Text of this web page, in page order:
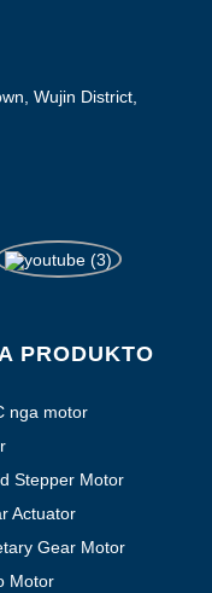
Wujin District,
PRODUKTO
nga motor
Stepper Motor
Actuator
Gear Motor
Motor